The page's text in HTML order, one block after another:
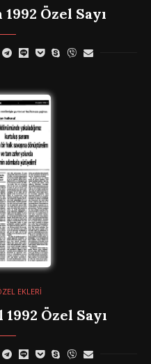
Özel Sayı
EKLERİ
Özel Sayı